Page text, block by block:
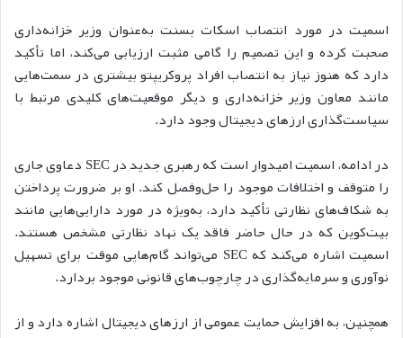
اسمیت در مورد انتصاب اسکات بسنت به‌عنوان وزیر خزانه‌داری
صحبت کرده و این تصمیم را گامی مثبت ارزیابی می‌کند، اما تأکید
دارد که هنوز نیاز به انتصاب افراد پروکریپتو بیشتری در سمت‌هایی
مانند معاون وزیر خزانه‌داری و دیگر موقعیت‌های کلیدی مرتبط با
سیاست‌گذاری ارزهای دیجیتال وجود دارد.
در ادامه، اسمیت امیدوار است که رهبری جدید در SEC دعاوی جاری
را متوقف و اختلافات موجود را حل‌وفصل کند. او بر ضرورت پرداختن
به شکاف‌های نظارتی تأکید دارد، به‌ویژه در مورد دارایی‌هایی مانند
بیت‌کوین که در حال حاضر فاقد یک نهاد نظارتی مشخص هستند.
اسمیت اشاره می‌کند که SEC می‌تواند گام‌هایی موقت برای تسهیل
نوآوری و سرمایه‌گذاری در چارچوب‌های قانونی موجود بردارد.
همچنین، به افزایش حمایت عمومی از ارزهای دیجیتال اشاره دارد و از